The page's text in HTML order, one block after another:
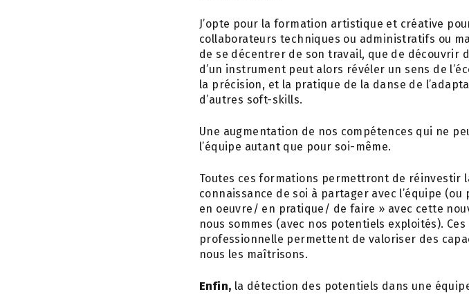
J’opte pour la formation artistique et créative
collaborateurs techniques ou administratifs ou
de se décentrer de son travail, que de découvrir
d’un instrument peut alors révéler un sens de
la précision, et la pratique de la danse de
d’autres soft-skills.
Une augmentation de nos compétences qui ne
l’équipe autant que pour soi-même.
Toutes ces formations permettront de réinvestir
connaissance de soi à partager avec l’équipe
en oeuvre/ en pratique/ de faire » avec cette
nous sommes (avec nos potentiels exploités).
professionnelle permettent de valoriser des
nous les maîtrisons.
Enfin, la détection des potentiels dans une